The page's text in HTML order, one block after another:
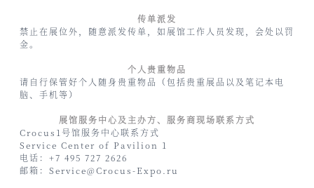
传单派发
禁止在展位外，随意派发传单，如展馆工作人员发现，会处以罚
金。
个人贵重物品
请自行保管好个人随身贵重物品（包括贵重展品以及笔记本电
脑、手机等）
展馆服务中心及主办方、服务商现场联系方式
Crocus1号馆服务中心联系方式
Service Center of Pavilion 1
电话：+7 495 727 2626
邮箱：Service@Crocus-Expo.ru